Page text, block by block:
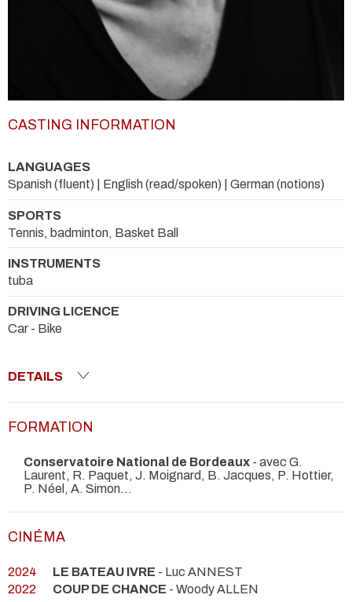
CASTING INFORMATION
LANGUAGES
Spanish (fluent) | English (read/spoken) | German (notions)
SPORTS
Tennis, badminton, Basket Ball
INSTRUMENTS
tuba
DRIVING LICENCE
Car - Bike
DETAILS
FORMATION
Conservatoire National de Bordeaux - avec G.
Laurent, R. Paquet, J. Moignard, B. Jacques, P. Hottier,
P. Néel, A. Simon…
CINÉMA
2024 LE BATEAU IVRE - Luc ANNEST
2022
COUP DE CHANCE - Woody ALLEN